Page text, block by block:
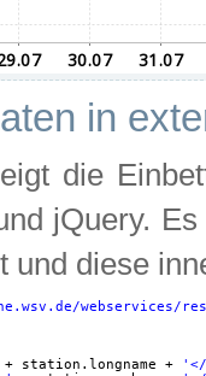
in
die
jQuery.
und diese
webservices/
+ station.longname +